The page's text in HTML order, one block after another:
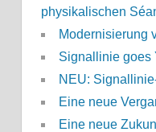
physikalischen
Modernisierung
Signallinie goes
NEU:
Eine neue
Eine neue